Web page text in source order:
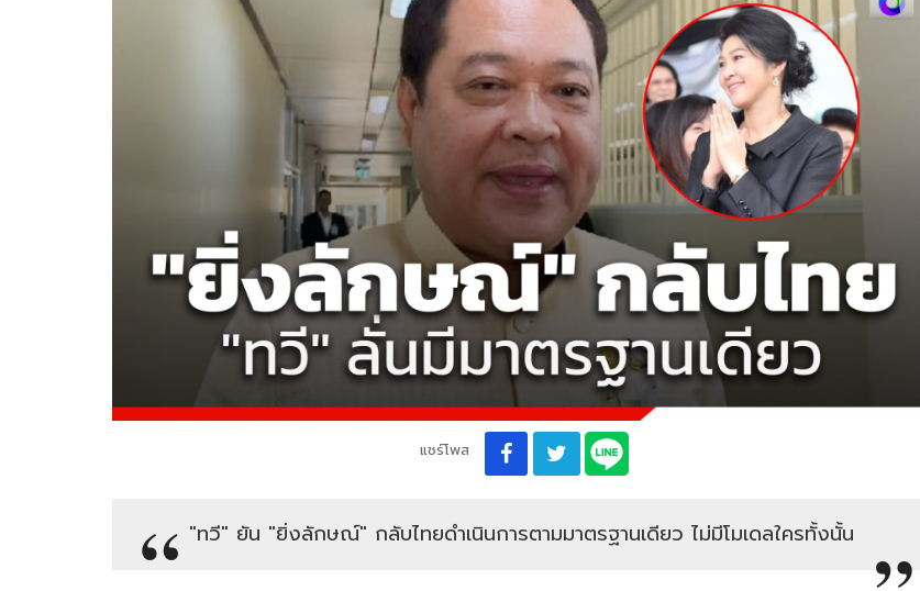
แชร์โพส
"ทวี" ยัน "ยิ่งลักษณ์" กลับไทยดำเนินการตามมาตรฐานเดียว ไม่มีโมเดลใครทั้งนั้น